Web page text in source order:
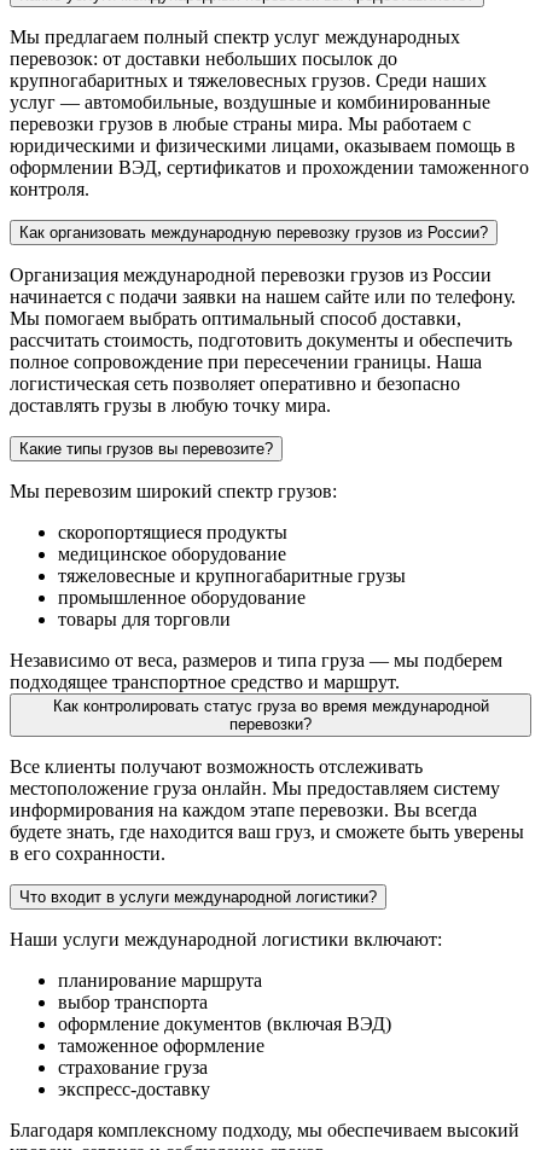
Мы предлагаем полный спектр услуг международных
перевозок: от доставки небольших посылок до
крупногабаритных и тяжеловесных грузов. Среди наших
услуг — автомобильные, воздушные и комбинированные
перевозки грузов в любые страны мира. Мы работаем с
юридическими и физическими лицами, оказываем помощь в
оформлении ВЭД, сертификатов и прохождении таможенного
контроля.
Как организовать международную перевозку грузов из России?
Организация международной перевозки грузов из России
начинается с подачи заявки на нашем сайте или по телефону.
Мы помогаем выбрать оптимальный способ доставки,
рассчитать стоимость, подготовить документы и обеспечить
полное сопровождение при пересечении границы. Наша
логистическая сеть позволяет оперативно и безопасно
доставлять грузы в любую точку мира.
Какие типы грузов вы перевозите?
Мы перевозим широкий спектр грузов:
скоропортящиеся продукты
медицинское оборудование
тяжеловесные и крупногабаритные грузы
промышленное оборудование
товары для торговли
Независимо от веса, размеров и типа груза — мы подберем
подходящее транспортное средство и маршрут.
Как контролировать статус груза во время международной
перевозки?
Все клиенты получают возможность отслеживать
местоположение груза онлайн. Мы предоставляем систему
информирования на каждом этапе перевозки. Вы всегда
будете знать, где находится ваш груз, и сможете быть уверены
в его сохранности.
Что входит в услуги международной логистики?
Наши услуги международной логистики включают:
планирование маршрута
выбор транспорта
оформление документов (включая ВЭД)
таможенное оформление
страхование груза
экспресс-доставку
Благодаря комплексному подходу, мы обеспечиваем высокий